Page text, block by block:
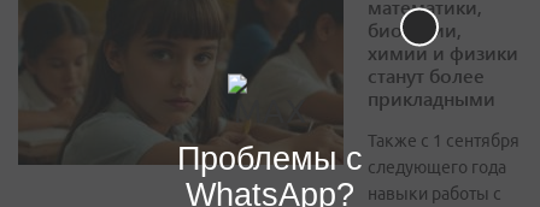
математики,
биологии,
химии и физики
станут более
прикладными
Также с 1 сентября
следующего года
навыки работы с
Проблемы с
WhatsApp?